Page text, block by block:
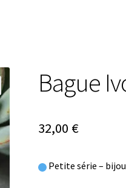
Bague
32,00 €
Petite série –